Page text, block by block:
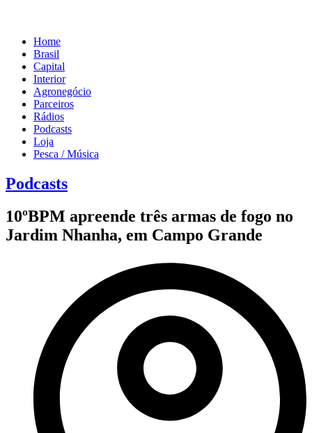
Home
Brasil
Capital
Interior
Agronegócio
Parceiros
Rádios
Podcasts
Loja
Pesca / Música
Podcasts
10ºBPM apreende três armas de fogo no
Jardim Nhanha, em Campo Grande